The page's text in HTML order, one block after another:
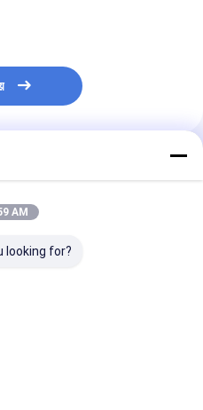
AM
looking for?